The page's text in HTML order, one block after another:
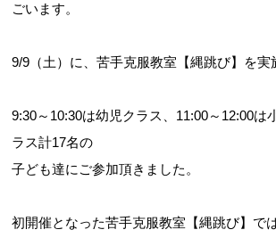
Webアクセシビリティについて
文字サイズ 標準
ごいます。
9/9（土）に、苦手克服教室【縄跳び】を実
9:30～10:30は幼児クラス、11:00～12:00は
ラス計17名の
子ども達にご参加頂きました。
初開催となった苦手克服教室【縄跳び】で